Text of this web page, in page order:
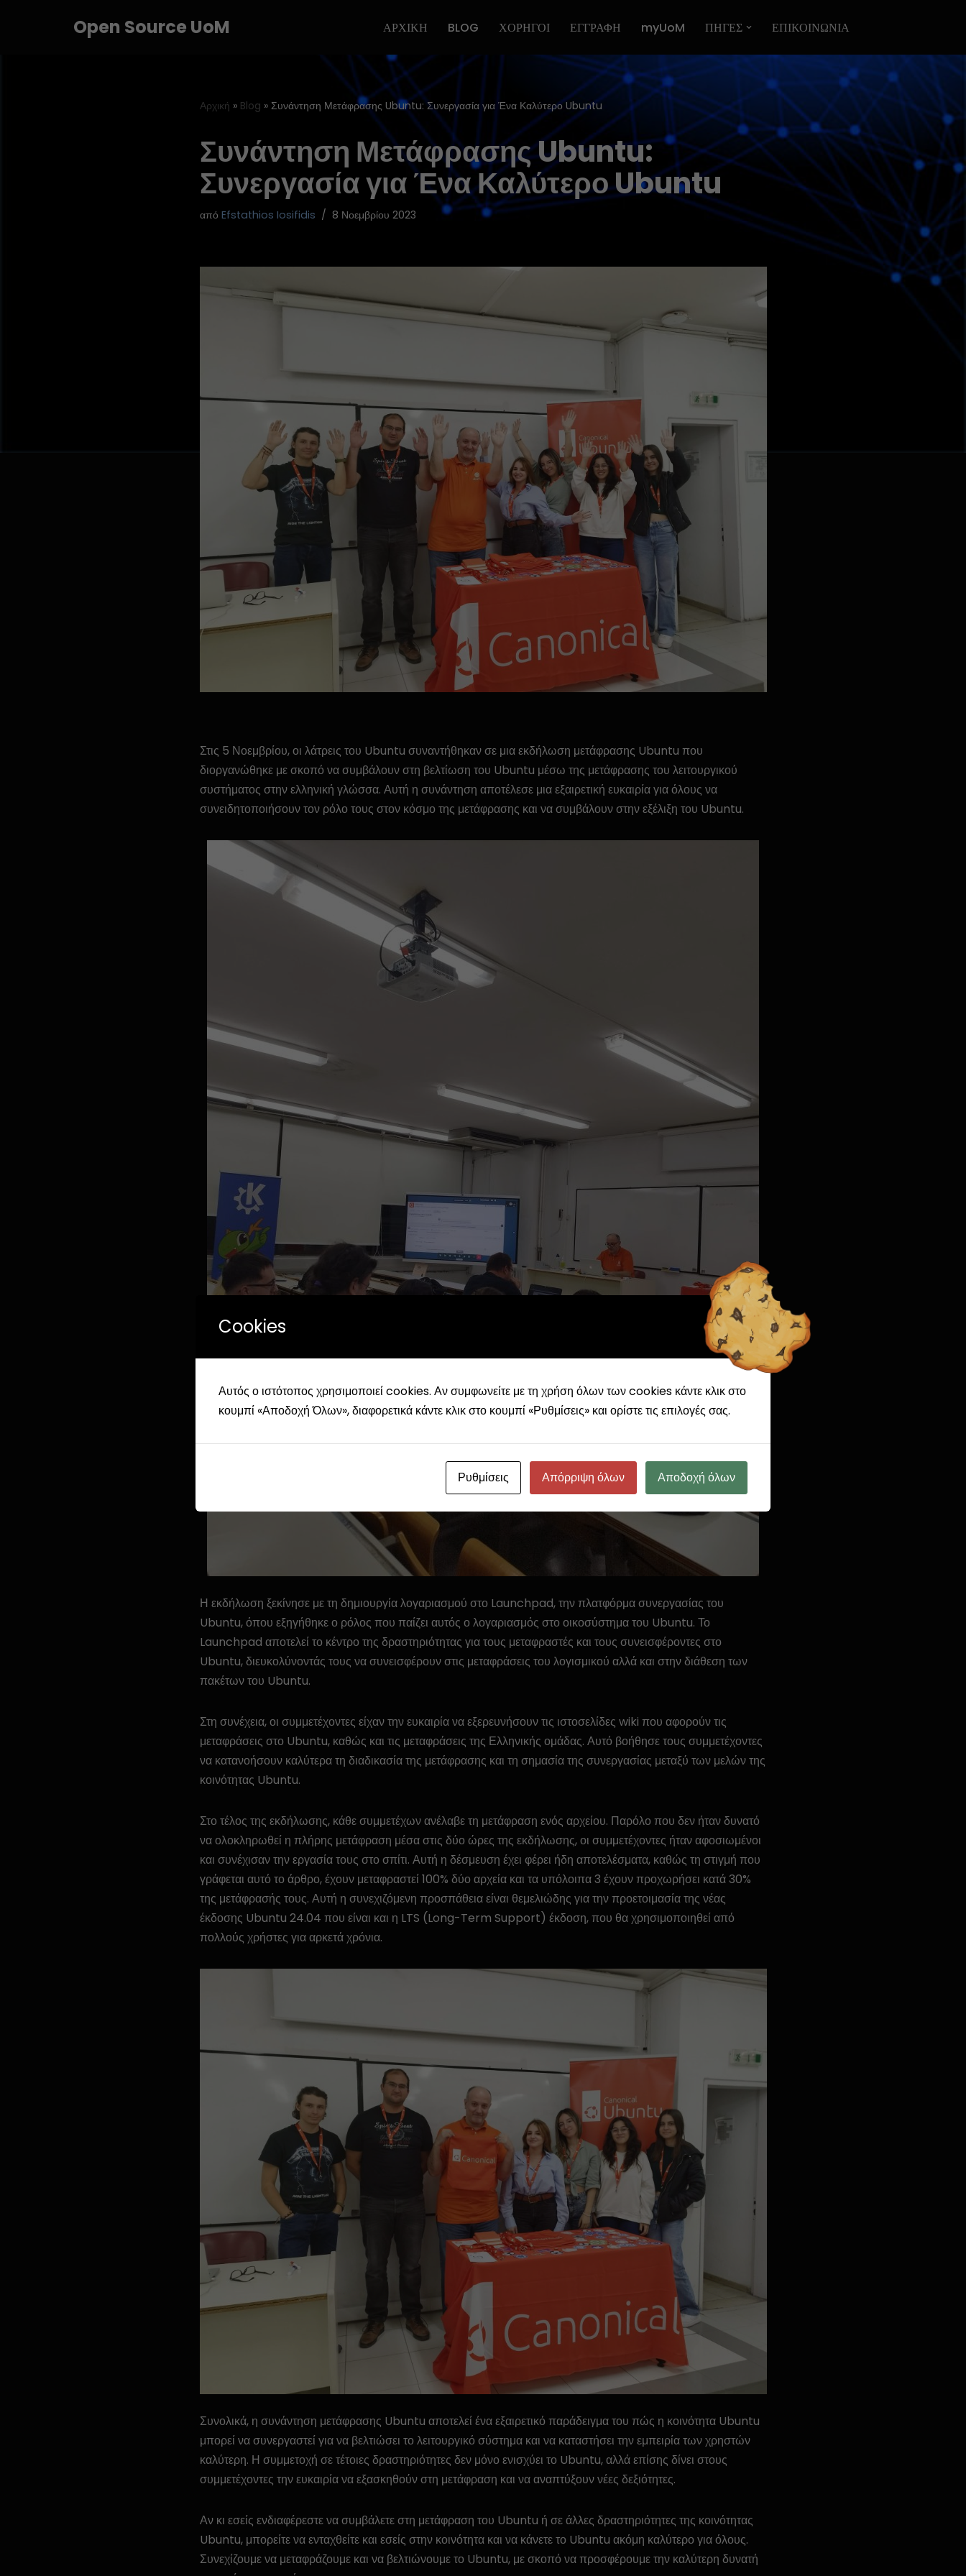
Open Source UoM ΑΡΧΙΚΗ BLOG ΧΟΡΗΓΟΙ ΕΓΓΡΑΦΗ myUoM ΠΗΓΕΣ ΕΠΙΚΟΙΝΩΝΙΑ
Αρχική » Blog » Συνάντηση Μετάφρασης Ubuntu: Συνεργασία για Ένα Καλύτερο Ubuntu
Συνάντηση Μετάφρασης Ubuntu:
Συνεργασία για Ένα Καλύτερο Ubuntu
από Efstathios Iosifidis 8 Νοεμβρίου 2023
Στις 5 Νοεμβρίου, οι λάτρεις του Ubuntu συναντήθηκαν σε μια εκδήλωση μετάφρασης Ubuntu που
διοργανώθηκε με σκοπό να συμβάλουν στη βελτίωση του Ubuntu μέσω της μετάφρασης του λειτουργικού
συστήματος στην ελληνική γλώσσα. Αυτή η συνάντηση αποτέλεσε μια εξαιρετική ευκαιρία για όλους να
συνειδητοποιήσουν τον ρόλο τους στον κόσμο της μετάφρασης και να συμβάλουν στην εξέλιξη του Ubuntu.
Η εκδήλωση ξεκίνησε με τη δημιουργία λογαριασμού στο Launchpad, την πλατφόρμα συνεργασίας του
Ubuntu, όπου εξηγήθηκε ο ρόλος που παίζει αυτός ο λογαριασμός στο οικοσύστημα του Ubuntu. Το
Launchpad αποτελεί το κέντρο της δραστηριότητας για τους μεταφραστές και τους συνεισφέροντες στο
Ubuntu, διευκολύνοντάς τους να συνεισφέρουν στις μεταφράσεις του λογισμικού αλλά και στην διάθεση των
πακέτων του Ubuntu.
Στη συνέχεια, οι συμμετέχοντες είχαν την ευκαιρία να εξερευνήσουν τις ιστοσελίδες wiki που αφορούν τις
μεταφράσεις στο Ubuntu, καθώς και τις μεταφράσεις της Ελληνικής ομάδας. Αυτό βοήθησε τους συμμετέχοντες
να κατανοήσουν καλύτερα τη διαδικασία της μετάφρασης και τη σημασία της συνεργασίας μεταξύ των μελών της
κοινότητας Ubuntu.
Στο τέλος της εκδήλωσης, κάθε συμμετέχων ανέλαβε τη μετάφραση ενός αρχείου. Παρόλο που δεν ήταν δυνατό
να ολοκληρωθεί η πλήρης μετάφραση μέσα στις δύο ώρες της εκδήλωσης, οι συμμετέχοντες ήταν αφοσιωμένοι
και συνέχισαν την εργασία τους στο σπίτι. Αυτή η δέσμευση έχει φέρει ήδη αποτελέσματα, καθώς τη στιγμή που
γράφεται αυτό το άρθρο, έχουν μεταφραστεί 100% δύο αρχεία και τα υπόλοιπα 3 έχουν προχωρήσει κατά 30%
της μετάφρασής τους. Αυτή η συνεχιζόμενη προσπάθεια είναι θεμελιώδης για την προετοιμασία της νέας
έκδοσης Ubuntu 24.04 που είναι και η LTS (Long-Term Support) έκδοση, που θα χρησιμοποιηθεί από
πολλούς χρήστες για αρκετά χρόνια.
Συνολικά, η συνάντηση μετάφρασης Ubuntu αποτελεί ένα εξαιρετικό παράδειγμα του πώς η κοινότητα Ubuntu
μπορεί να συνεργαστεί για να βελτιώσει το λειτουργικό σύστημα και να καταστήσει την εμπειρία των χρηστών
καλύτερη. Η συμμετοχή σε τέτοιες δραστηριότητες δεν μόνο ενισχύει το Ubuntu, αλλά επίσης δίνει στους
συμμετέχοντες την ευκαιρία να εξασκηθούν στη μετάφραση και να αναπτύξουν νέες δεξιότητες.
Αν κι εσείς ενδιαφέρεστε να συμβάλετε στη μετάφραση του Ubuntu ή σε άλλες δραστηριότητες της κοινότητας
Ubuntu, μπορείτε να ενταχθείτε και εσείς στην κοινότητα και να κάνετε το Ubuntu ακόμη καλύτερο για όλους.
Συνεχίζουμε να μεταφράζουμε και να βελτιώνουμε το Ubuntu, με σκοπό να προσφέρουμε την καλύτερη δυνατή
Cookies
Αυτός ο ιστότοπος χρησιμοποιεί cookies. Αν συμφωνείτε με τη χρήση όλων των cookies κάντε κλικ στο
κουμπί «Αποδοχή Όλων», διαφορετικά κάντε κλικ στο κουμπί «Ρυθμίσεις» και ορίστε τις επιλογές σας.
Ρυθμίσεις Απόρριψη όλων Αποδοχή όλων